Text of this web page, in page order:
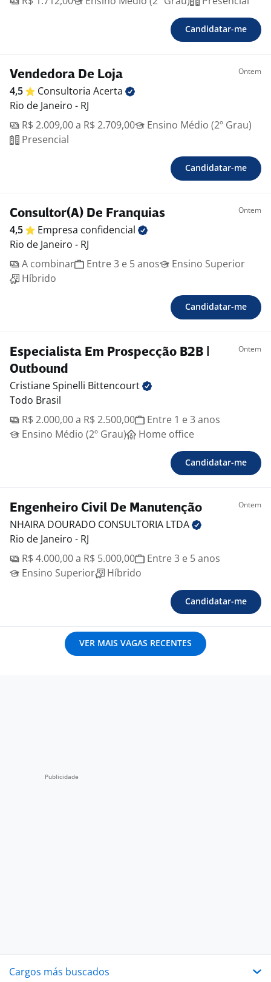
Candidatar-me
Vendedora De Loja Ontem
4,5 Consultoria Acerta
Rio de Janeiro - RJ
R$ 2.009,00 a R$ 2.709,00
Ensino Médio (2º Grau)
Presencial
Candidatar-me
Consultor(A) De Franquias Ontem
4,5 Empresa confidencial
Rio de Janeiro - RJ
A combinar
Entre 3 e 5 anos
Ensino Superior
Híbrido
Candidatar-me
Especialista Em Prospecção B2B |
Outbound
Ontem
Cristiane Spinelli Bittencourt
Todo Brasil
R$ 2.000,00 a R$ 2.500,00
Entre 1 e 3 anos
Ensino Médio (2º Grau)
Home office
Candidatar-me
Engenheiro Civil De Manutenção Ontem
NHAIRA DOURADO CONSULTORIA LTDA
Rio de Janeiro - RJ
R$ 4.000,00 a R$ 5.000,00
Entre 3 e 5 anos
Ensino Superior
Híbrido
Candidatar-me
VER MAIS VAGAS RECENTES
Cargos más buscados